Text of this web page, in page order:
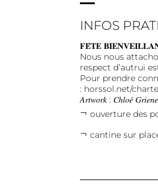
INFOS
𝐅𝐄̂𝐓𝐄
Nous nous
respect d’autrui
Pour prendre
: horssol.net/charte
𝐴𝑟𝑡𝑤𝑜𝑟𝑘 : 𝐶ℎ𝑙𝑜𝑒́
ouverture des
cantine sur